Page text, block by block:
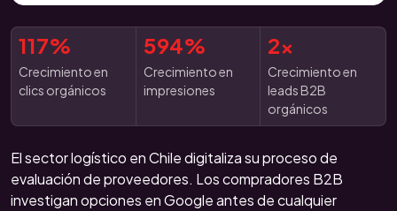
117%
Crecimiento en
clics orgánicos
594%
Crecimiento en
impresiones
2x
Crecimiento en
leads B2B
orgánicos
El sector logístico en Chile digitaliza su proceso de
evaluación de proveedores. Los compradores B2B
investigan opciones en Google antes de cualquier